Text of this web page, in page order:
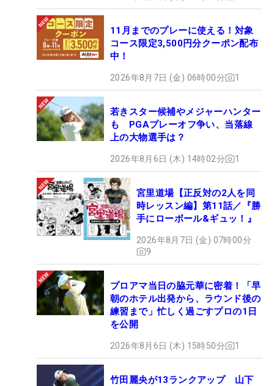
11月までのプレーに使える！対象
コース限定3,500円分クーポン配布
中！
2026年8月7日 (金) 06時00分 1
若きスター候補やメジャーハンター
も PGAプレーオフ争い、当落線
上の大物選手は？
2026年8月6日 (木) 14時02分 1
宮里道場【正反対の2人を同
時レッスン編】第11話／『勝
手にローボール&ギュッ！』
2026年8月7日 (金) 07時00分
9
プロアマ当日の脇元華に密着！「早
朝のホテル出発から、ラウンド後の
練習まで」忙しく過ごすプロの1日
を公開
2026年8月6日 (木) 15時50分 1
竹田麗央が13ランクアップ 山下